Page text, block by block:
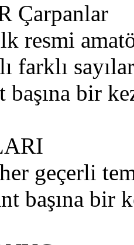
Çarpanlar
resmi
farklı
bir
geçerli
başına bir